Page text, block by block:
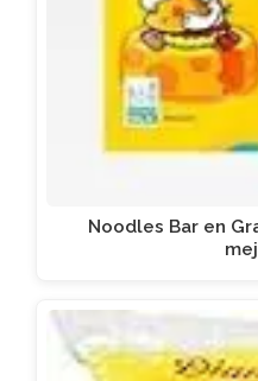
Noodles Bar en